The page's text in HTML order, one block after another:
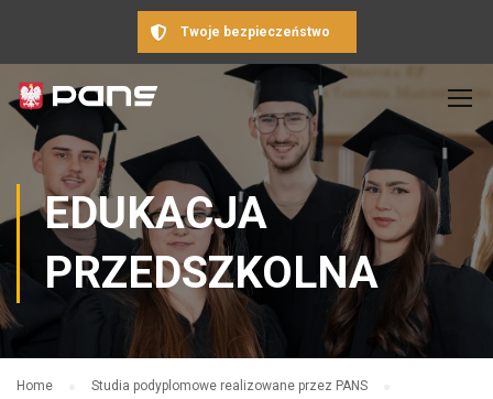
Twoje bezpieczeństwo
EDUKACJA
PRZEDSZKOLNA
Home
Studia podyplomowe realizowane przez PANS